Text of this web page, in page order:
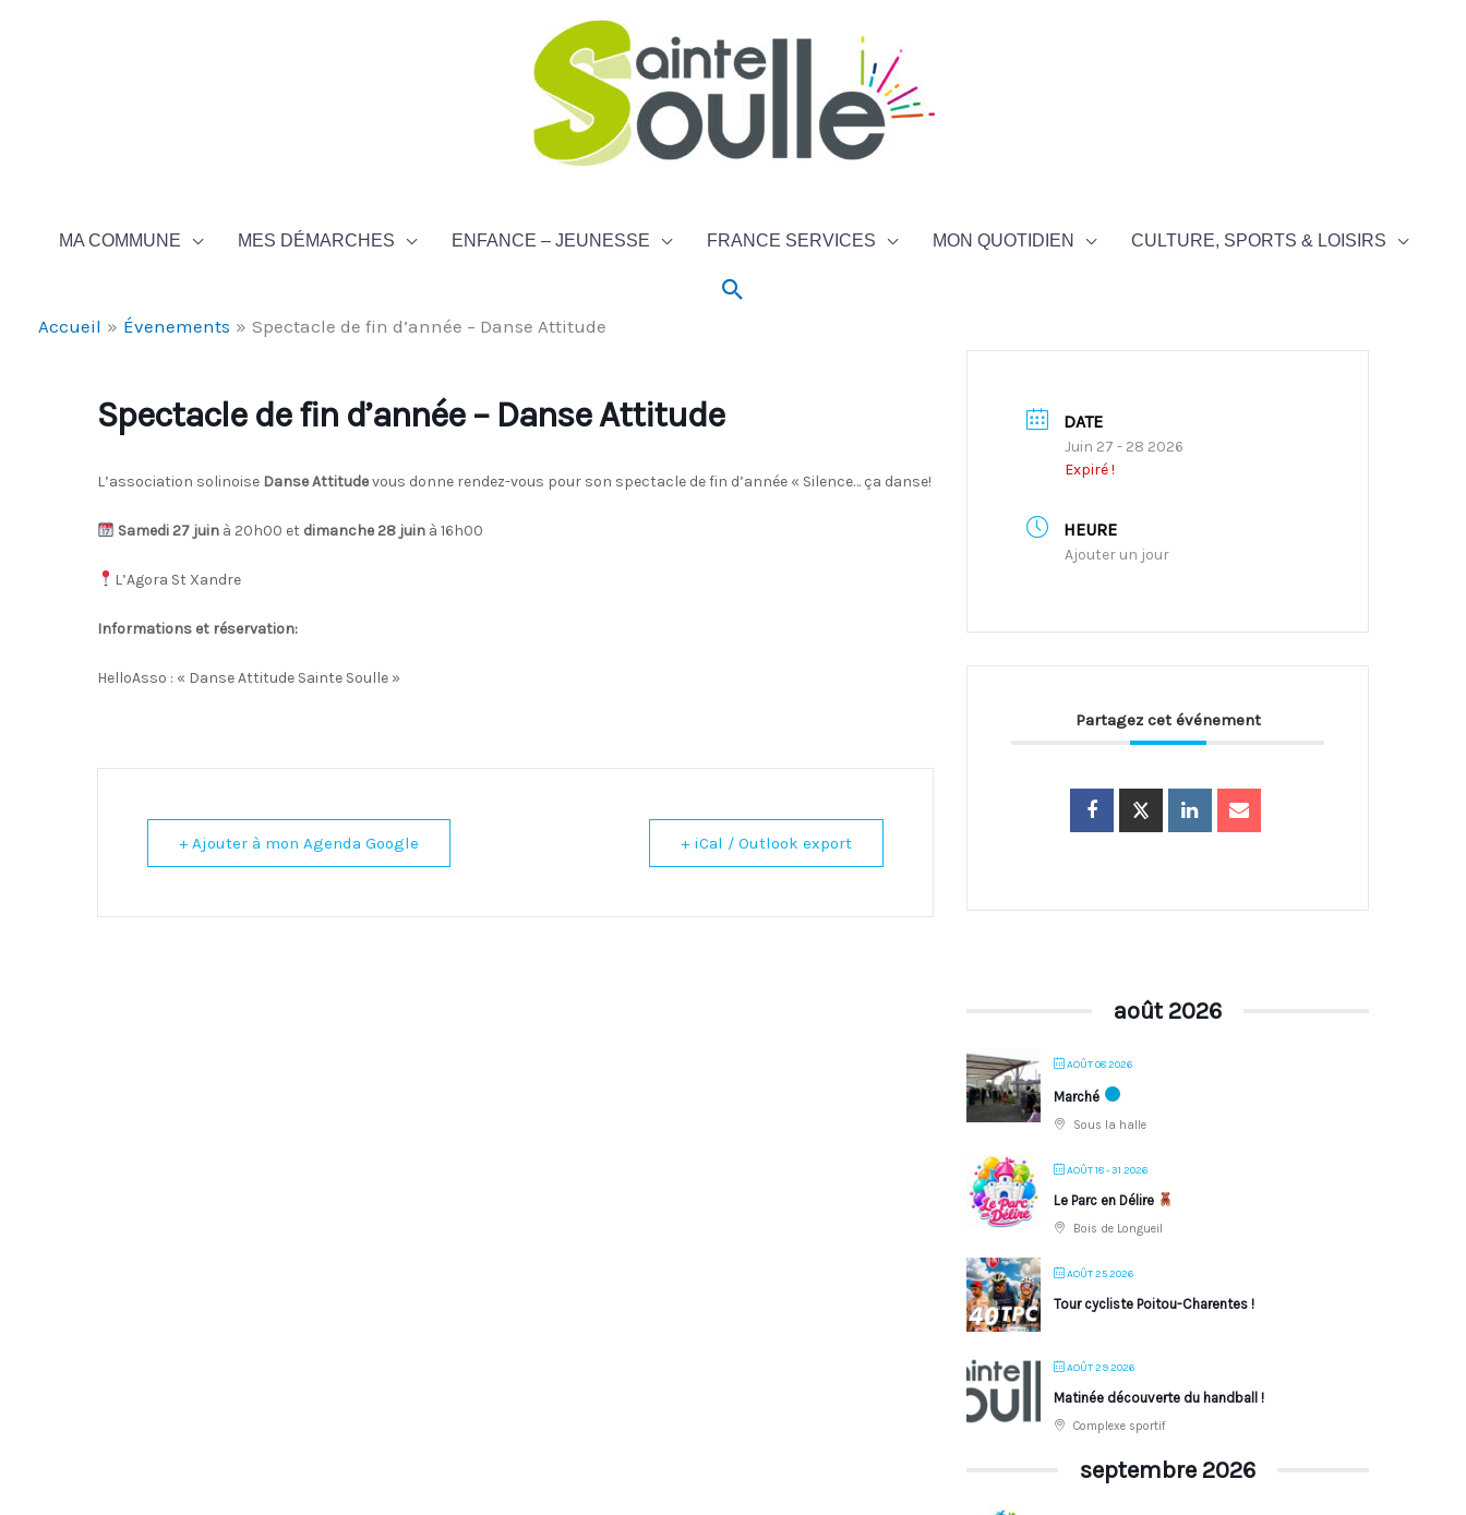
MA COMMUNE MES DÉMARCHES ENFANCE – JEUNESSE FRANCE SERVICES MON QUOTIDIEN CULTURE, SPORTS & LOISIRS
Rechercher
Accueil Évenements Spectacle de fin d’année – Danse Attitude
Spectacle de fin d’année – Danse Attitude
L’association solinoise Danse Attitudevous donne rendez-vous pour son spectacle de fin d’année « Silence… ça danse!
Samedi 27 juinà 20h00 et dimanche 28 juinà 16h00
L’Agora St Xandre
Informations et réservation:
HelloAsso : « Danse Attitude Sainte Soulle »
+ Ajouter à mon Agenda Google + iCal / Outlook export
DATE
Juin 27 - 28 2026
Expiré !
HEURE
Ajouter un jour
Partagez cet événement
août 2026
AOÛT 08 2026
Marché
Sous la halle
AOÛT 18 - 31 2026
Le Parc en Délire
Bois de Longueil
AOÛT 25 2026
Tour cycliste Poitou-Charentes !
AOÛT 29 2026
Matinée découverte du handball !
Complexe sportif
septembre 2026